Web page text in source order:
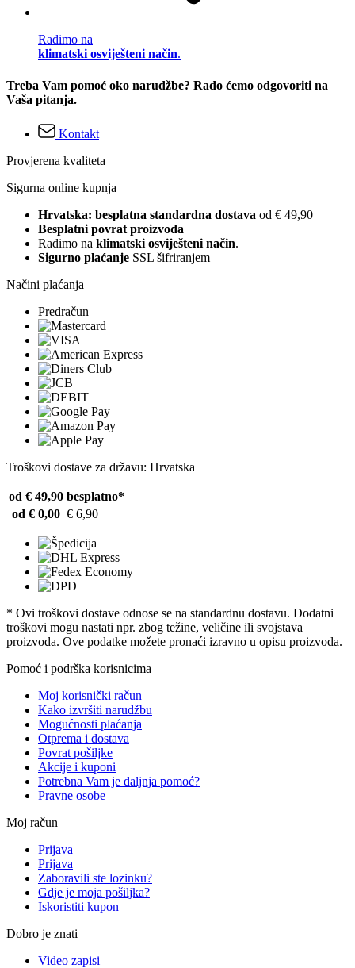
Radimo na
klimatski osviješteni način.
Treba Vam pomoć oko narudžbe? Rado ćemo odgovoriti na
Vaša pitanja.
Kontakt
Provjerena kvaliteta
Sigurna online kupnja
Hrvatska: besplatna standardna dostava od € 49,90
Besplatni povrat proizvoda
Radimo na klimatski osviješteni način.
Sigurno plaćanje SSL šifriranjem
Načini plaćanja
Predračun
Troškovi dostave za državu: Hrvatska
od € 49,90 besplatno*
od € 0,00 € 6,90
* Ovi troškovi dostave odnose se na standardnu ​​dostavu. Dodatni
troškovi mogu nastati npr. zbog težine, veličine ili svojstava
proizvoda. Ove podatke možete pronaći izravno u opisu proizvoda.
Pomoć i podrška korisnicima
Moj korisnički račun
Kako izvršiti narudžbu
Mogućnosti plaćanja
Otprema i dostava
Povrat pošiljke
Akcije i kuponi
Potrebna Vam je daljnja pomoć?
Pravne osobe
Moj račun
Prijava
Prijava
Zaboravili ste lozinku?
Gdje je moja pošiljka?
Iskoristiti kupon
Dobro je znati
Video zapisi